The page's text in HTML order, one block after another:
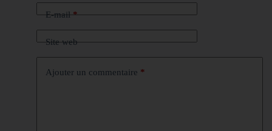
E-mail*
Site web
Ajouter un commentaire *